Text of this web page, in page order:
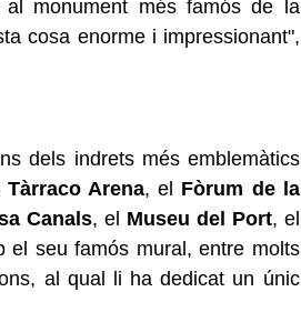
monument més famós de la
cosa enorme i impressionant",
dels indrets més emblemàtics
Tàrraco Arena, el Fòrum de la
Canals, el Museu del Port, el
el seu famós mural, entre molts
al qual li ha dedicat un únic